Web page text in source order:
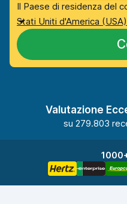
Il Paese di residenza del
Stati Uniti d'America (USA)
Valutazione
su 279.803